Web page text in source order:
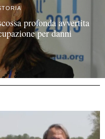
profonda avvertita
per danni